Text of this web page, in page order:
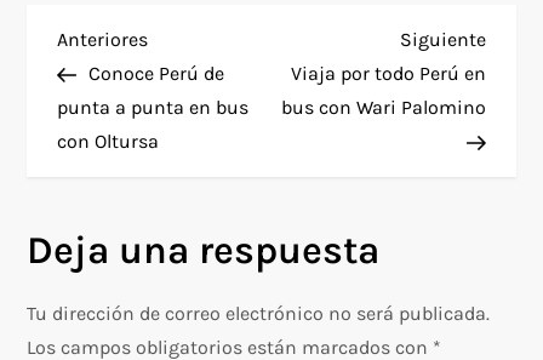
N
a
v
g
a
Entrada
anterior
Anteriores
Conoce Perú de
punta a punta en bus
con Oltursa
Siguiente
Viaja por todo Perú en
bus con Wari Palomino
Deja una respuesta
Tu dirección de correo electrónico no será publicada.
Los campos obligatorios están marcados con *